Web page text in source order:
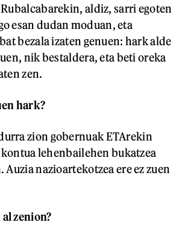
aldiz, sarri egoten
esan dudan moduan, eta
bezala izaten genuen: hark alde
nik bestaldera, eta beti oreka
zen.
hark?
zion gobernuak ETArekin
lehenbailehen bukatzea
Auzia nazioartekotzea ere ez zuen
zenion?